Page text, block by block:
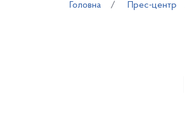
Головна Прес-центр